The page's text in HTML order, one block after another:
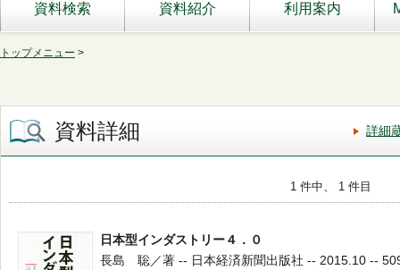
資料検索 資料紹介 利用案内
トップメニュー >
資料詳細 詳細
1 件中、 1 件目
日本型インダストリー４．０
長島 聡／著 -- 日本経済新聞出版社 -- 2015.10 --